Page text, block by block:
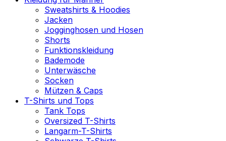
Sweatshirts & Hoodies
Jacken
Jogginghosen und Hosen
Shorts
Funktionskleidung
Bademode
Unterwäsche
Socken
Mützen & Caps
T-Shirts und Tops
Tank Tops
Oversized T-Shirts
Langarm-T-Shirts